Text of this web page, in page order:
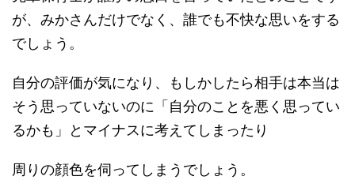
が、みかさんだけでなく、誰でも不快な思いをする
でしょう。
自分の評価が気になり、もしかしたら相手は本当は
そう思っていないのに「自分のことを悪く思ってい
るかも」とマイナスに考えてしまったり
周りの顔色を伺ってしまうでしょう。